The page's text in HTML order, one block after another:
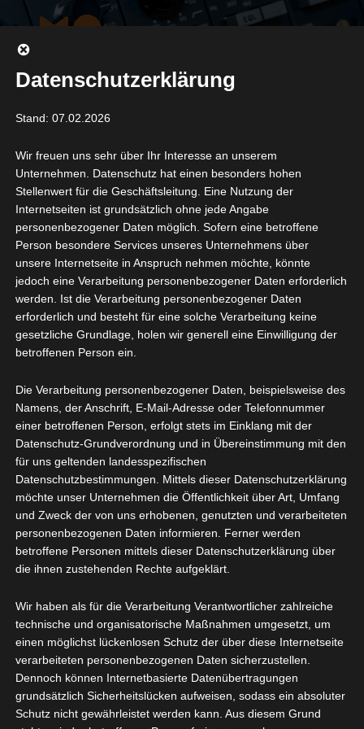
Impressum
max ott soundtastic
Schulgasse 6
88364 Wolfegg
Deutschland
Vertreten durch:Maximilian Ott
Kontakt:
Telefon: 07527 9541570
E-Mail:
Umsatzsteuer-ID:DE320027933
Haftungsausschluss
Haftung für Links:
Unser Angebot enthält Links zu externen Webseiten
Dritter, auf deren Inhalte wir keinen Einfluss haben.
Deshalb können wir für diese fremden Inhalte auch
keine Gewähr übernehmen. Für die Inhalte der
Datenschutzerklärung
Stand: 07.02.2026
Wir freuen uns sehr über Ihr Interesse an unserem
Unternehmen. Datenschutz hat einen besonders hohen
Stellenwert für die Geschäftsleitung. Eine Nutzung der
Internetseiten ist grundsätzlich ohne jede Angabe
personenbezogener Daten möglich. Sofern eine betroffene
Person besondere Services unseres Unternehmens über
unsere Internetseite in Anspruch nehmen möchte, könnte
jedoch eine Verarbeitung personenbezogener Daten erforderlich
werden. Ist die Verarbeitung personenbezogener Daten
erforderlich und besteht für eine solche Verarbeitung keine
gesetzliche Grundlage, holen wir generell eine Einwilligung der
betroffenen Person ein.
Die Verarbeitung personenbezogener Daten, beispielsweise des
Namens, der Anschrift, E-Mail-Adresse oder Telefonnummer
einer betroffenen Person, erfolgt stets im Einklang mit der
Datenschutz-Grundverordnung und in Übereinstimmung mit den
für uns geltenden landesspezifischen
Datenschutzbestimmungen. Mittels dieser Datenschutzerklärung
möchte unser Unternehmen die Öffentlichkeit über Art, Umfang
und Zweck der von uns erhobenen, genutzten und verarbeiteten
personenbezogenen Daten informieren. Ferner werden
betroffene Personen mittels dieser Datenschutzerklärung über
die ihnen zustehenden Rechte aufgeklärt.
Wir haben als für die Verarbeitung Verantwortlicher zahlreiche
technische und organisatorische Maßnahmen umgesetzt, um
einen möglichst lückenlosen Schutz der über diese Internetseite
verarbeiteten personenbezogenen Daten sicherzustellen.
Dennoch können Internetbasierte Datenübertragungen
grundsätzlich Sicherheitslücken aufweisen, sodass ein absoluter
Schutz nicht gewährleistet werden kann. Aus diesem Grund